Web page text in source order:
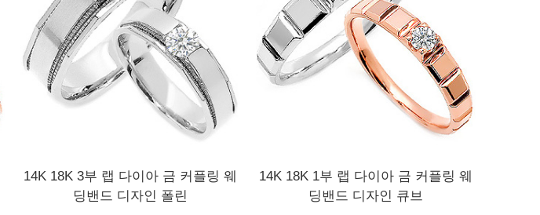
14K 18K 3부 랩 다이아 금 커플링 웨
딩밴드 디자인 폴린
14K 18K 1부 랩 다이아 금 커플링 웨
딩밴드 디자인 큐브